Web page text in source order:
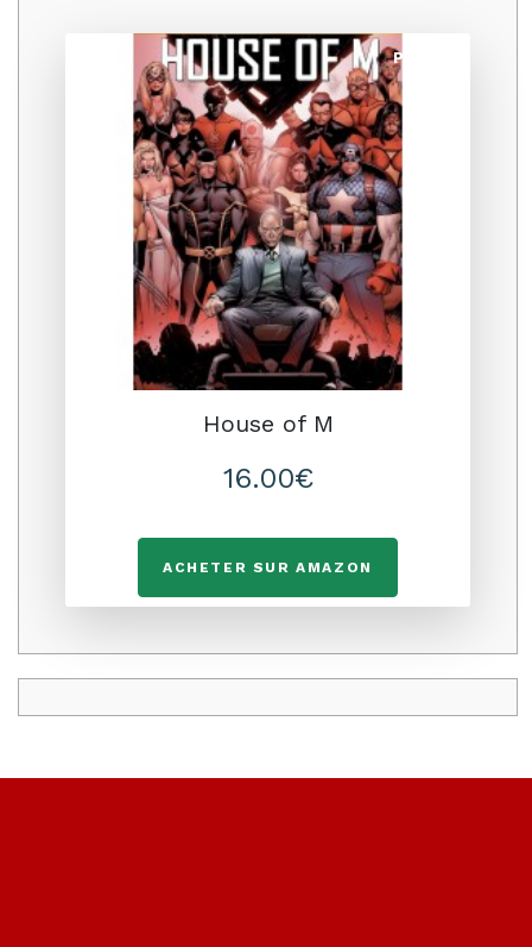
Promo
House of M
16.00€
ACHETER SUR AMAZON